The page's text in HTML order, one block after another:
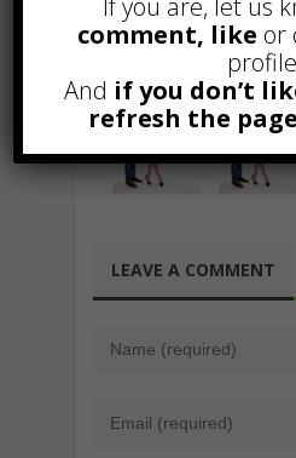
Related Posts
LEAVE A COMMENT
If you are, let us
comment, like or
And if you don’t
refresh the page